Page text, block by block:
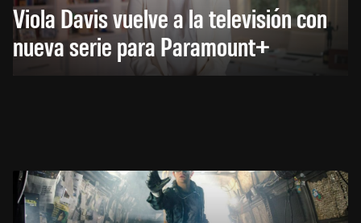
Viola Davis vuelve a la televisión con
nueva serie para Paramount+